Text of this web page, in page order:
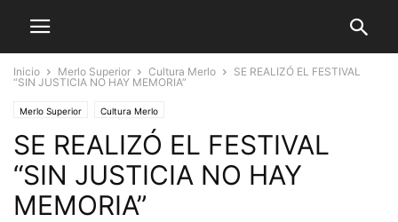
Inicio Merlo Superior Cultura Merlo
SE REALIZÓ EL FESTIVAL
“SIN JUSTICIA NO HAY MEMORIA”
Merlo Superior Cultura Merlo
SE REALIZÓ EL FESTIVAL
“SIN JUSTICIA NO HAY
MEMORIA”